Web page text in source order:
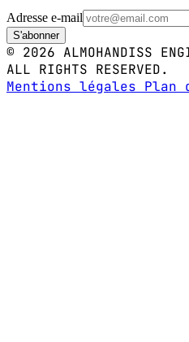
Adresse e-mail
S'abonner
© 2026 ALMOHANDISS
ALL RIGHTS RESERVED.
Mentions légales Plan